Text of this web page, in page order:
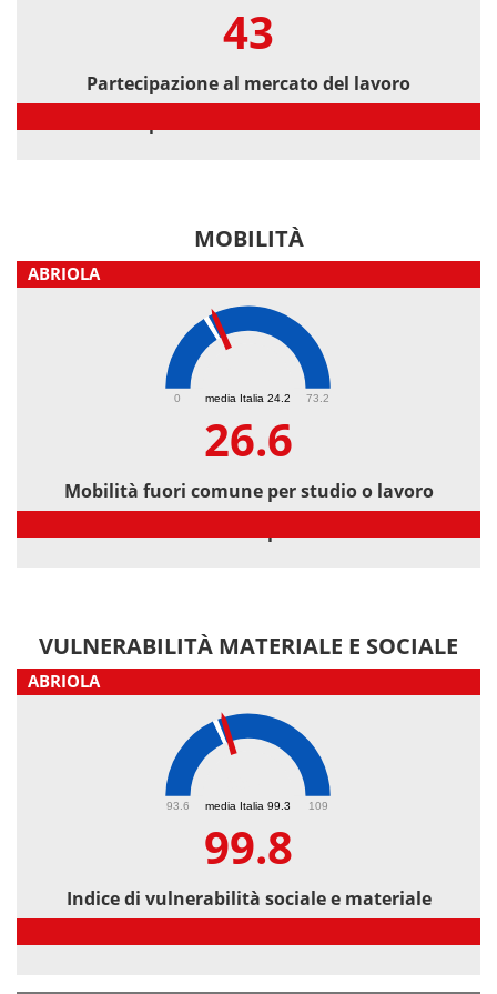
43
Partecipazione al mercato del lavoro
MOBILITÀ
ABRIOLA
media Italia 24.2
0 73.2
26.6
Mobilità fuori comune per studio o lavoro
VULNERABILITÀ MATERIALE E SOCIALE
ABRIOLA
media Italia 99.3
93.6 109
99.8
Indice di vulnerabilità sociale e materiale